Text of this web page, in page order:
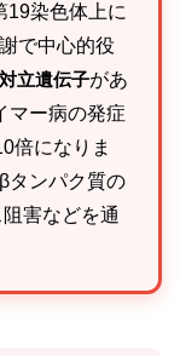
19染色体上に
で中心的役
立遺伝子があ
マー病の発症
倍になりま
タンパク質の
害などを通